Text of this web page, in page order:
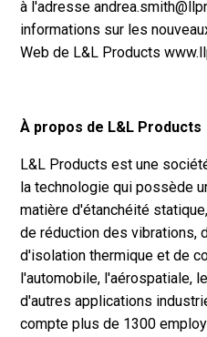
à l'adresse
informations sur les
Web de L&L Products
À propos de L&L Products
L&L Products est une
la technologie qui possède
matière d'étanchéité
de réduction des vibrations,
d'isolation thermique et de
l'automobile, l'aérospatiale,
d'autres applications
compte plus de 1300